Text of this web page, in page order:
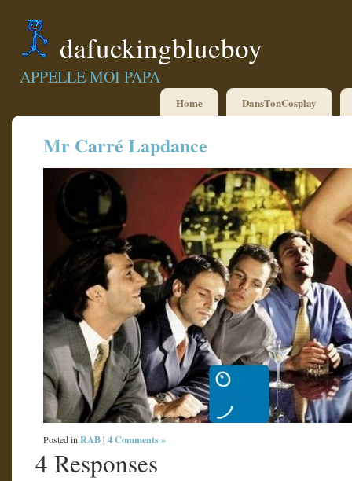
dafuckingblueboy
APPELLE MOI PAPA
Home DansTonCosplay
Mr Carré Lapdance
Posted inRAB| 4 Comments »
4 Responses